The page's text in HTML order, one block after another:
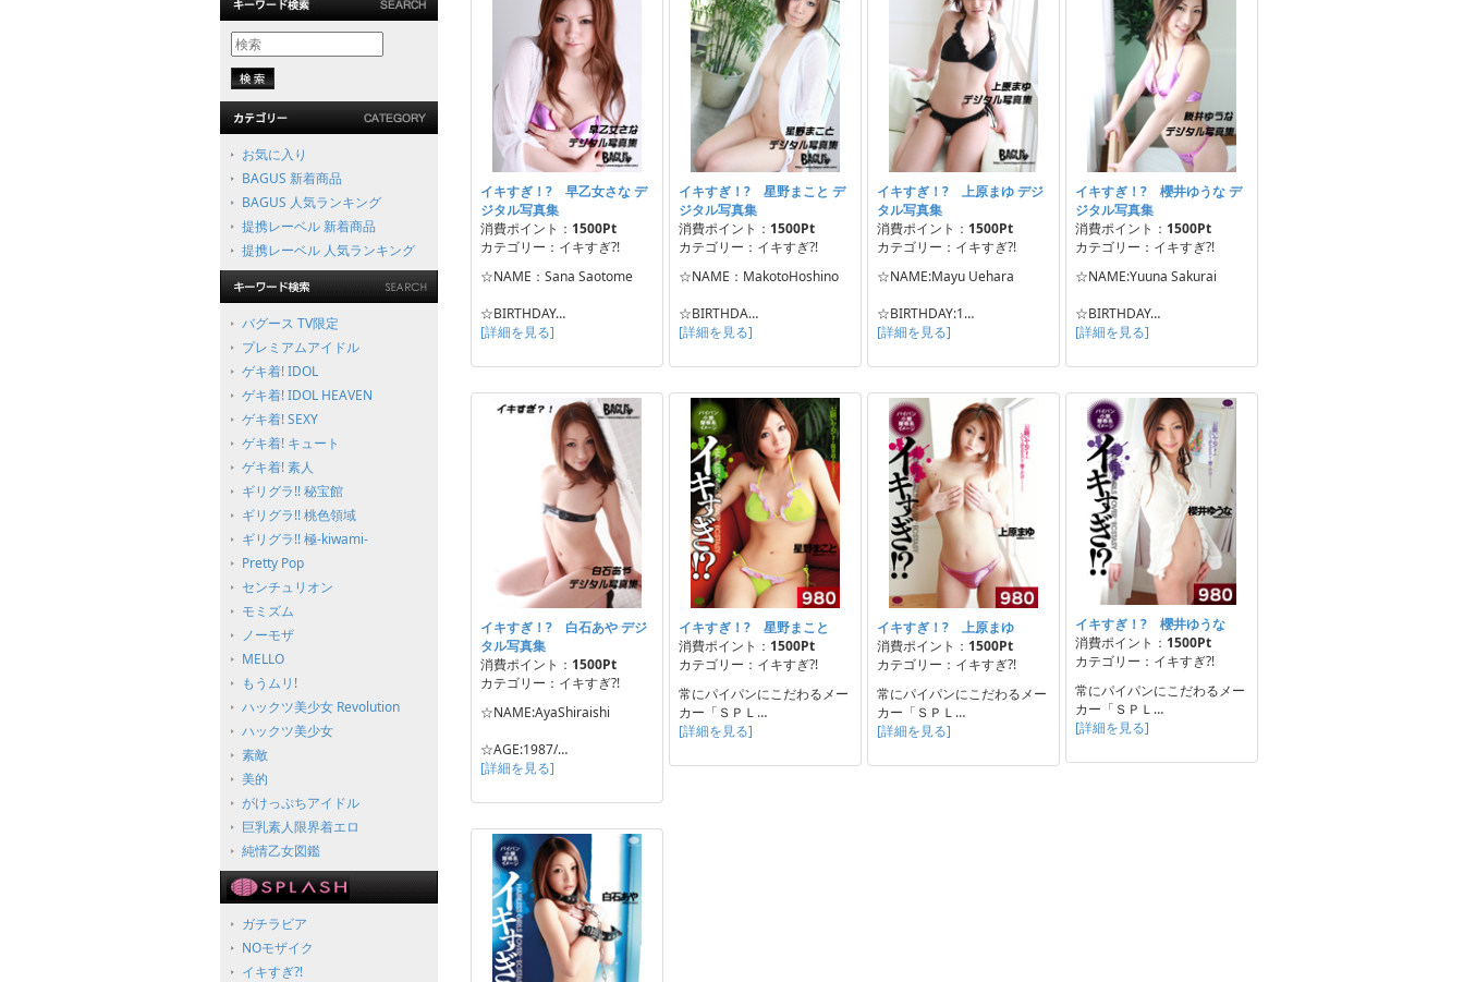
お気に入り
BAGUS 新着商品
BAGUS 人気ランキング
提携レーベル 新着商品
提携レーベル 人気ランキング
バグース TV限定
プレミアムアイドル
ゲキ着! IDOL
ゲキ着! IDOL HEAVEN
ゲキ着! SEXY
ゲキ着! キュート
ゲキ着! 素人
ギリグラ!! 秘宝館
ギリグラ!! 桃色領域
ギリグラ!! 極-kiwami-
Pretty Pop
センチュリオン
モミズム
ノーモザ
MELLO
もうムリ!
ハックツ美少女 Revolution
ハックツ美少女
素敵
美的
がけっぷちアイドル
巨乳素人限界着エロ
純情乙女図鑑
ガチラビア
NOモザイク
イキすぎ?!
イキすぎ！? 早乙女さな デ
ジタル写真集
消費ポイント： 1500Pt
カテゴリー：イキすぎ?!
☆NAME：Sana Saotome
☆BIRTHDAY…
[詳細を見る]
イキすぎ！? 星野まこと デ
ジタル写真集
消費ポイント： 1500Pt
カテゴリー：イキすぎ?!
☆NAME：MakotoHoshino
☆BIRTHDA…
[詳細を見る]
イキすぎ！? 上原まゆ デジ
タル写真集
消費ポイント： 1500Pt
カテゴリー：イキすぎ?!
☆NAME:Mayu Uehara
☆BIRTHDAY:1…
[詳細を見る]
イキすぎ！? 櫻井ゆうな デ
ジタル写真集
消費ポイント： 1500Pt
カテゴリー：イキすぎ?!
☆NAME:Yuuna Sakurai
☆BIRTHDAY…
[詳細を見る]
イキすぎ！? 白石あや デジ
タル写真集
消費ポイント： 1500Pt
カテゴリー：イキすぎ?!
☆NAME:AyaShiraishi
☆AGE:1987/…
[詳細を見る]
イキすぎ！? 星野まこと
消費ポイント： 1500Pt
カテゴリー：イキすぎ?!
常にパイパンにこだわるメー
カー「ＳＰＬ…
[詳細を見る]
イキすぎ！? 上原まゆ
消費ポイント： 1500Pt
カテゴリー：イキすぎ?!
常にパイパンにこだわるメー
カー「ＳＰＬ…
[詳細を見る]
イキすぎ！? 櫻井ゆうな
消費ポイント： 1500Pt
カテゴリー：イキすぎ?!
常にパイパンにこだわるメー
カー「ＳＰＬ…
[詳細を見る]